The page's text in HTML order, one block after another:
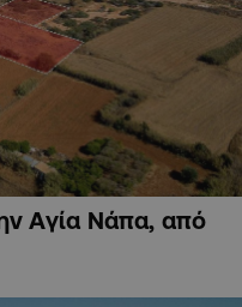
Αγία Νάπα, από